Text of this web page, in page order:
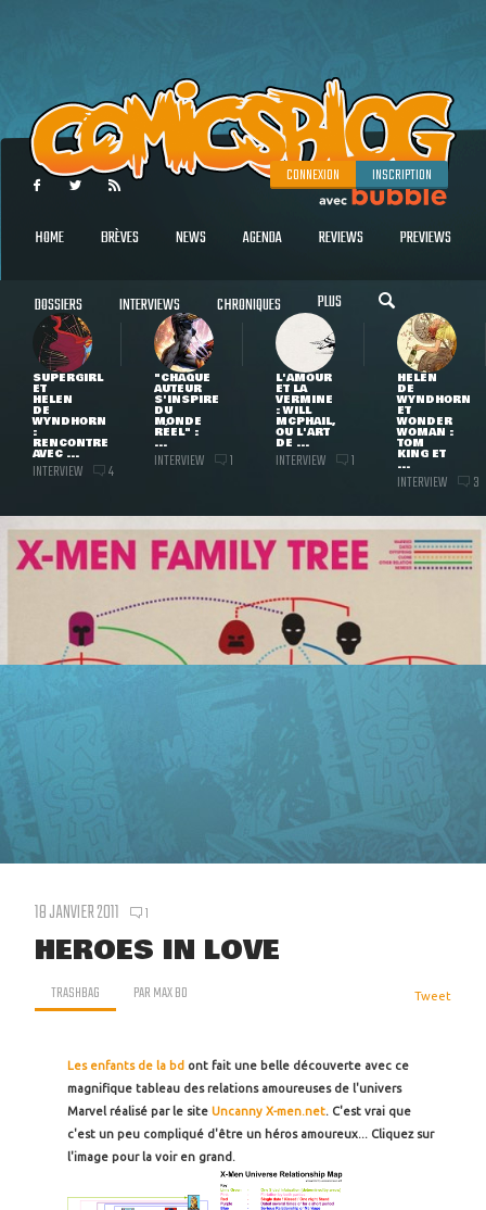
CONNEXION INSCRIPTION
HOME BRÈVES NEWS AGENDA REVIEWS PREVIEWS
DOSSIERS INTERVIEWS CHRONIQUES PLUS
SUPERGIRL
ET
HELEN
DE
WYNDHORN
:
RENCONTRE
AVEC ...
INTERVIEW 4
"CHAQUE
AUTEUR
S'INSPIRE
DU
MONDE
RÉEL" :
...
INTERVIEW 1
L'AMOUR
ET LA
VERMINE
: WILL
MCPHAIL,
OU L'ART
DE ...
INTERVIEW 1
HELEN
DE
WYNDHORN
ET
WONDER
WOMAN :
TOM
KING ET
...
INTERVIEW 3
18 JANVIER 2011 1
HEROES IN LOVE
TRASHBAG PARMAX BO Tweet
Les enfants de la bd ont fait une belle découverte avec ce
magnifique tableau des relations amoureuses de l'univers
Marvel réalisé par le site Uncanny X-men.net. C'est vrai que
c'est un peu compliqué d'être un héros amoureux... Cliquez sur
l'image pour la voir en grand.